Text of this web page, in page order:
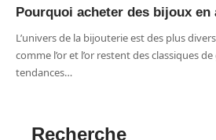
Pourquoi acheter des bijoux en
L’univers de la bijouterie est des plus
comme l’or et l’or restent des classiques
tendances…
Recherche